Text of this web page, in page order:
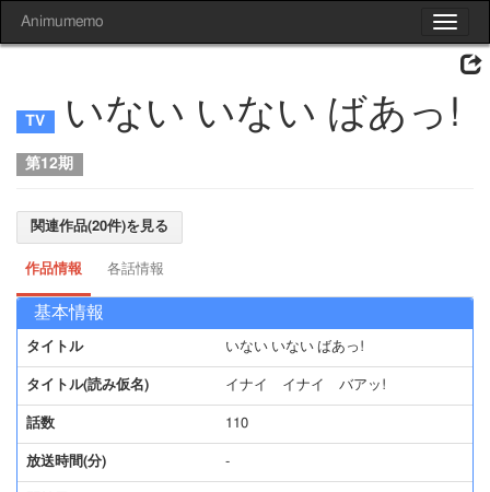
Toggle
Animumemo
いない いない ばあっ!
第12期
関連作品(20件)を見る
作品情報 各話情報
基本情報
タイトル いない いない ばあっ!
タイトル(読み仮名) イナイ イナイ バアッ!
話数 110
放送時間(分) -